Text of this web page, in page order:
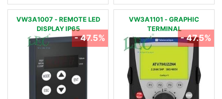
VW3A1007 - REMOTE LED
DISPLAY IP65
- 47.5%
VW3A1101 - GRAPHIC
TERMINAL
- 47.5%